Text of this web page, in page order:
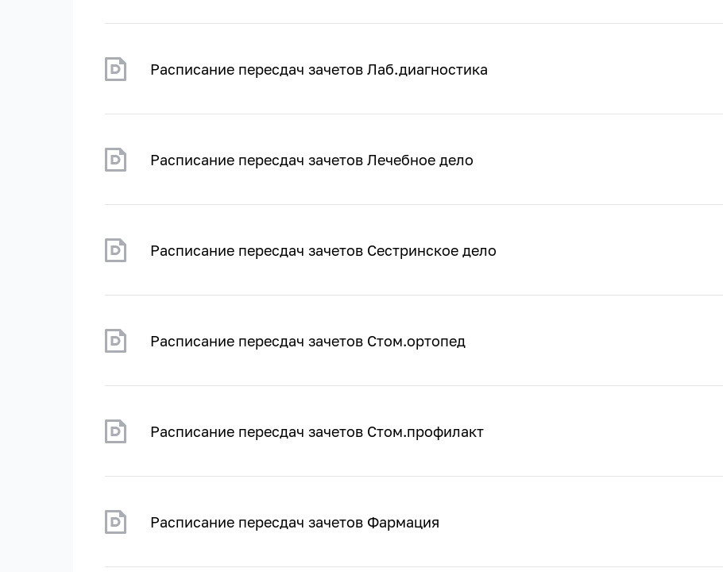
Расписание пересдач зачетов Лаб.диагностика
Расписание пересдач зачетов Лечебное дело
Расписание пересдач зачетов Сестринское дело
Расписание пересдач зачетов Стом.ортопед
Расписание пересдач зачетов Стом.профилакт
Расписание пересдач зачетов Фармация